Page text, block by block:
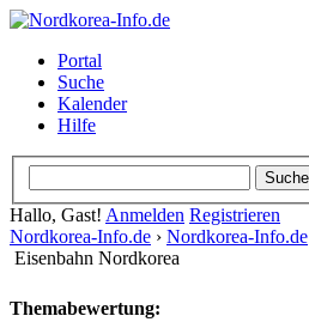
Portal
Suche
Kalender
Hilfe
Hallo, Gast! Anmelden Registrieren
Nordkorea-Info.de › Nordkorea-Info.de
Eisenbahn Nordkorea
Themabewertung: